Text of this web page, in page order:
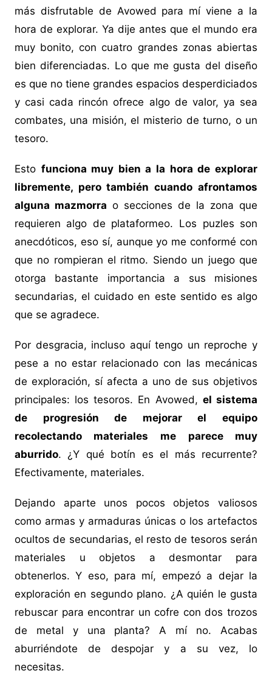
más disfrutable de Avowed para mí viene a la
hora de explorar. Ya dije antes que el mundo era
muy bonito, con cuatro grandes zonas abiertas
bien diferenciadas. Lo que me gusta del diseño
es que no tiene grandes espacios desperdiciados
y casi cada rincón ofrece algo de valor, ya sea
combates, una misión, el misterio de turno, o un
tesoro.
Esto funciona muy bien a la hora de explorar
libremente, pero también cuando afrontamos
alguna mazmorra o secciones de la zona que
requieren algo de plataformeo. Los puzles son
anecdóticos, eso sí, aunque yo me conformé con
que no rompieran el ritmo. Siendo un juego que
otorga bastante importancia a sus misiones
secundarias, el cuidado en este sentido es algo
que se agradece.
Por desgracia, incluso aquí tengo un reproche y
pese a no estar relacionado con las mecánicas
de exploración, sí afecta a uno de sus objetivos
principales: los tesoros. En Avowed, el sistema
de progresión de mejorar el equipo
recolectando materiales me parece muy
aburrido. ¿Y qué botín es el más recurrente?
Efectivamente, materiales.
Dejando aparte unos pocos objetos valiosos
como armas y armaduras únicas o los artefactos
ocultos de secundarias, el resto de tesoros serán
materiales u objetos a desmontar para
obtenerlos. Y eso, para mí, empezó a dejar la
exploración en segundo plano. ¿A quién le gusta
rebuscar para encontrar un cofre con dos trozos
de metal y una planta? A mí no. Acabas
aburriéndote de despojar y a su vez, lo
necesitas.